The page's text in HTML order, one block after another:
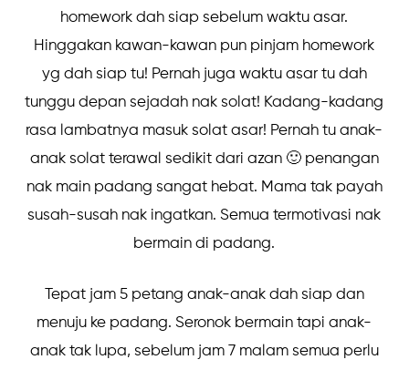
homework dah siap sebelum waktu asar.
Hinggakan kawan-kawan pun pinjam homework
yg dah siap tu! Pernah juga waktu asar tu dah
tunggu depan sejadah nak solat! Kadang-kadang
rasa lambatnya masuk solat asar! Pernah tu anak-
anak solat terawal sedikit dari azan 🙂 penangan
nak main padang sangat hebat. Mama tak payah
susah-susah nak ingatkan. Semua termotivasi nak
bermain di padang.
Tepat jam 5 petang anak-anak dah siap dan
menuju ke padang. Seronok bermain tapi anak-
anak tak lupa, sebelum jam 7 malam semua perlu